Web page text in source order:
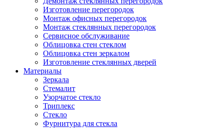
Изготовление перегородок
Монтаж офисных перегородок
Монтаж стеклянных перегородок
Сервисное обслуживание
Облицовка стен стеклом
Облицовка стен зеркалом
Изготовление стеклянных дверей
Материалы
Зеркала
Стемалит
Узорчатое стекло
Триплекс
Стекло
Фурнитура для стекла